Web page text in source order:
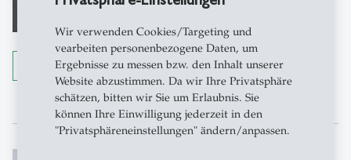
Wir verwenden Cookies/Targeting und
vearbeiten personenbezogene Daten, um
Ergebnisse zu messen bzw. den Inhalt unserer
Website abzustimmen. Da wir Ihre Privatsphäre
schätzen, bitten wir Sie um Erlaubnis. Sie
können Ihre Einwilligung jederzeit in den
"Privatsphäreneinstellungen" ändern/anpassen.
Details anzeigen
Dufourstrasse 40a
9000 St. Gallen
Tel.: +41 71 224 2625
Email schreiben